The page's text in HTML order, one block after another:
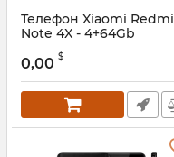
Телефон Xiaomi Redmi
Note 4X - 4+64Gb
0,00 $